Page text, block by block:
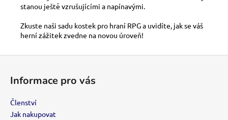
stanou ještě vzrušujícími a napínavými.
Zkuste naši sadu kostek pro hraní RPG a uvidíte, jak se váš
herní zážitek zvedne na novou úroveň!
Informace pro vás
Členství
Jak nakupovat